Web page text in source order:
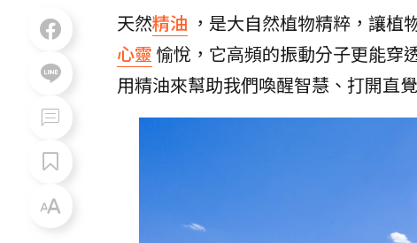
天然精油 ，是大自然植物精粹，讓
心靈 愉悅，它高頻的振動分子更能穿
用精油來幫助我們喚醒智慧、打開直